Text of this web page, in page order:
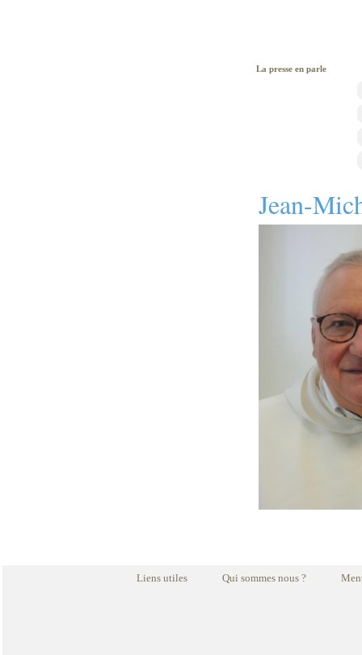
La presse en parle
Jean-
Liens utiles Qui sommes nous ?